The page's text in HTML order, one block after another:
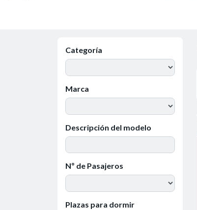
Categoría
Marca
Descripción del modelo
Nº de Pasajeros
Plazas para dormir